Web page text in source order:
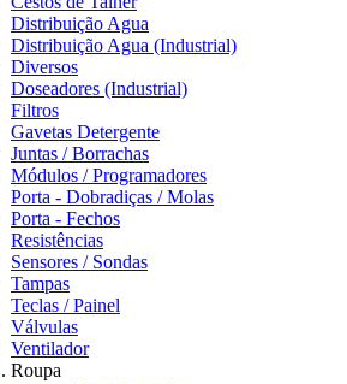
Distribuição Agua
Distribuição Agua (Industrial)
Diversos
Doseadores (Industrial)
Filtros
Gavetas Detergente
Juntas / Borrachas
Módulos / Programadores
Porta - Dobradiças / Molas
Porta - Fechos
Resistências
Sensores / Sondas
Tampas
Teclas / Painel
Válvulas
Ventilador
Roupa